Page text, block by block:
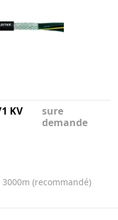
KV
sure
demande
3000m (recommandé)